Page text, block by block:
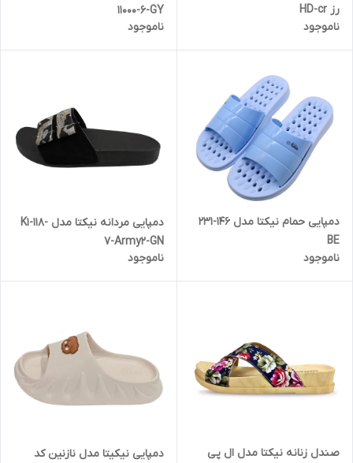
رز HD-cr
ناموجود
11000-6-GY
ناموجود
دمپایی حمام نیکتا مدل 146-231
BE
ناموجود
دمپایی مردانه نیکتا مدل K1-118-
7-Army2-GN
ناموجود
صندل زنانه نیکتا مدل ال پی
دمپایی نیکیتا مدل نازنین کد